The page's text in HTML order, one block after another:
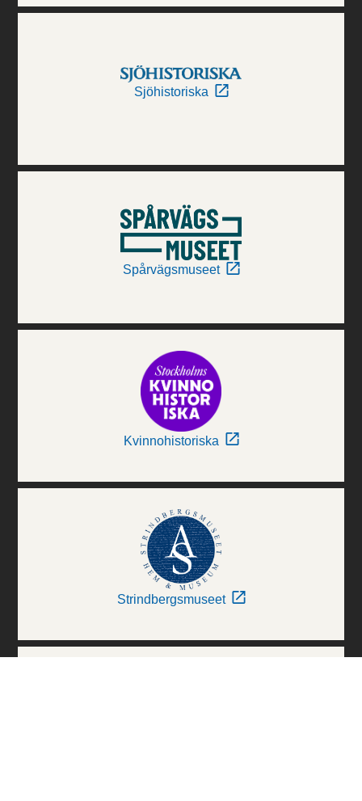
Sjöhistoriska
Spårvägsmuseet
Kvinnohistoriska
Strindbergsmuseet